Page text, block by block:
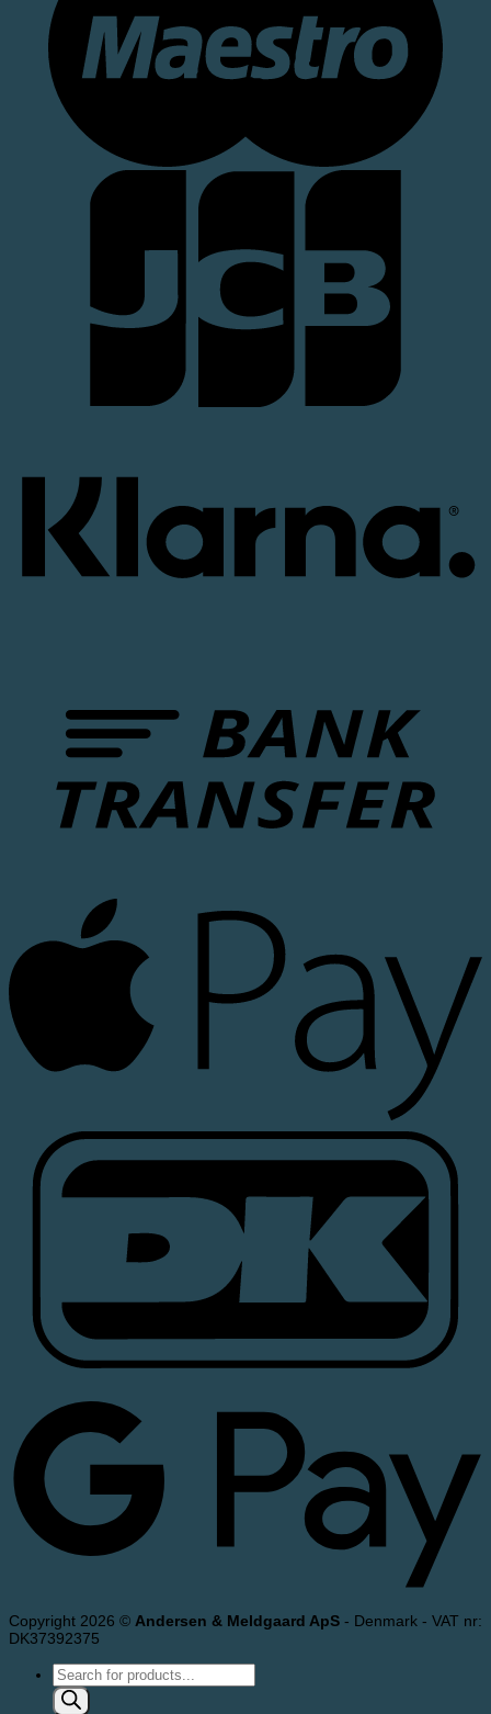
Copyright 2026 © Andersen & Meldgaard ApS - Denmark - VAT nr:
DK37392375
Products
search